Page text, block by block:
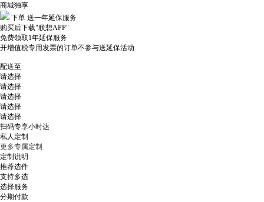
商城独享
下单 送一年延保服务
购买后下载"联想APP"
免费领取1年延保服务
开增值税专用发票的订单不参与送延保活动
配送至
请选择
请选择
请选择
请选择
请选择
扫码专享小时达
私人定制
更多专属定制
定制说明
推荐选件
支持多选
选择服务
分期付款